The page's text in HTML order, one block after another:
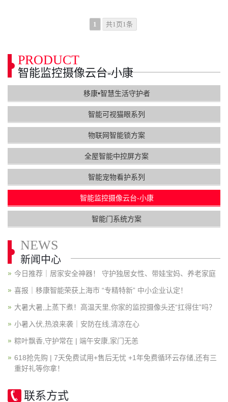
1 共1页1条
PRODUCT
智能监控摄像云台-小康
移康•智慧生活守护者
智能可视猫眼系列
物联网智能锁方案
全屋智能中控屏方案
智能宠物看护系列
智能监控摄像云台-小康
智能门系统方案
NEWS
新闻中心
今日推荐｜居家安全神器！ 守护独居女性、带娃宝妈、养老家庭
喜报｜移康智能荣获上海市 “专精特新” 中小企业认定！
大暑大暑,上蒸下煮！高温天里,你家的监控摄像头还“扛得住”吗？
小暑入伏,热浪来袭｜安防在线,清凉在心
粽叶飘香,守护常在 | 端午安康,家门无恙
618抢先购 | 7天免费试用+售后无忧 +1年免费循环云存储,还有三
重好礼等你拿！
联系方式